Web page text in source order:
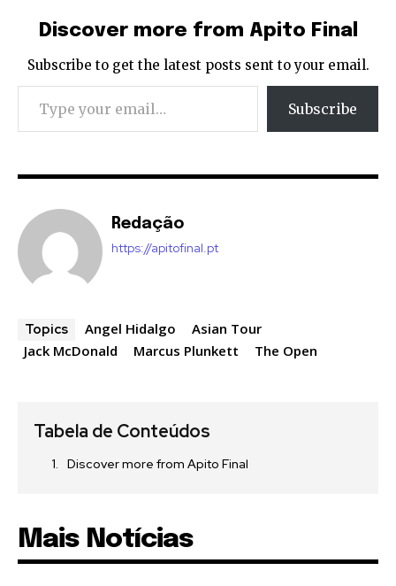
Discover more from Apito Final
Subscribe to get the latest posts sent to your email.
Type your email…
Subscribe
Redação
https://apitofinal.pt
Topics Angel Hidalgo
Asian Tour
Jack McDonald
Marcus Plunkett The Open
Tabela de Conteúdos
Discover more from Apito Final
Mais Notícias